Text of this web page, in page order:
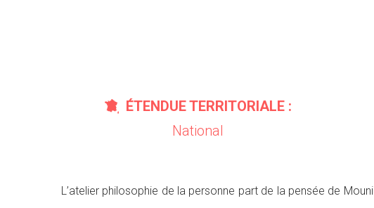
ÉTENDUE TERRITORIALE :
National
L’atelier philosophie de la personne part de la pensée de